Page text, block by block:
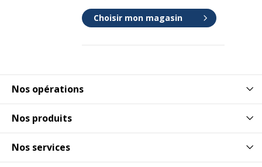
Nos opérations
Nos produits
Nos services
Choisir mon magasin